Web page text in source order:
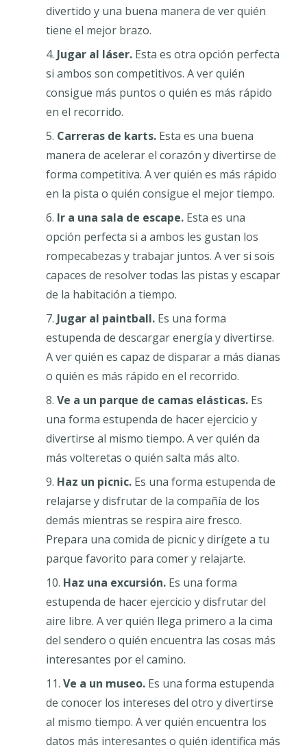
divertido y una buena manera de ver quién
tiene el mejor brazo.
Jugar al láser. Esta es otra opción perfecta
si ambos son competitivos. A ver quién
consigue más puntos o quién es más rápido
en el recorrido.
Carreras de karts. Esta es una buena
manera de acelerar el corazón y divertirse de
forma competitiva. A ver quién es más rápido
en la pista o quién consigue el mejor tiempo.
Ir a una sala de escape. Esta es una
opción perfecta si a ambos les gustan los
rompecabezas y trabajar juntos. A ver si sois
capaces de resolver todas las pistas y escapar
de la habitación a tiempo.
Jugar al paintball. Es una forma
estupenda de descargar energía y divertirse.
A ver quién es capaz de disparar a más dianas
o quién es más rápido en el recorrido.
Ve a un parque de camas elásticas. Es
una forma estupenda de hacer ejercicio y
divertirse al mismo tiempo. A ver quién da
más volteretas o quién salta más alto.
Haz un picnic. Es una forma estupenda de
relajarse y disfrutar de la compañía de los
demás mientras se respira aire fresco.
Prepara una comida de picnic y dirígete a tu
parque favorito para comer y relajarte.
Haz una excursión. Es una forma
estupenda de hacer ejercicio y disfrutar del
aire libre. A ver quién llega primero a la cima
del sendero o quién encuentra las cosas más
interesantes por el camino.
Ve a un museo. Es una forma estupenda
de conocer los intereses del otro y divertirse
al mismo tiempo. A ver quién encuentra los
datos más interesantes o quién identifica más